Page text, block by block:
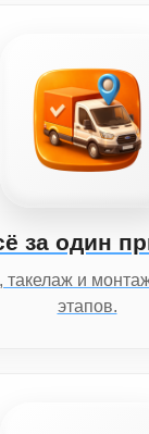
за один
такелаж и
этапов.